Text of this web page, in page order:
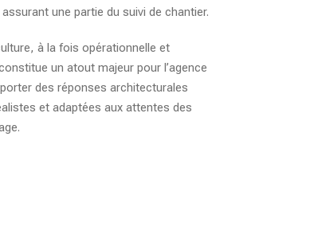
une partie du suivi de chantier.
à la fois opérationnelle et
un atout majeur pour l’agence
des réponses architecturales
et adaptées aux attentes des